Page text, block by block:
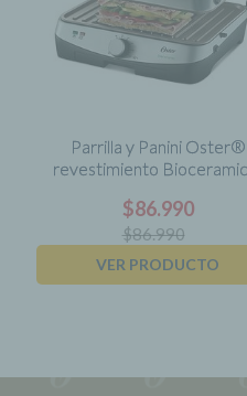
Parrilla y Panini Oster®
revestimiento
$86.990
$86.990
VER PRODUCTO